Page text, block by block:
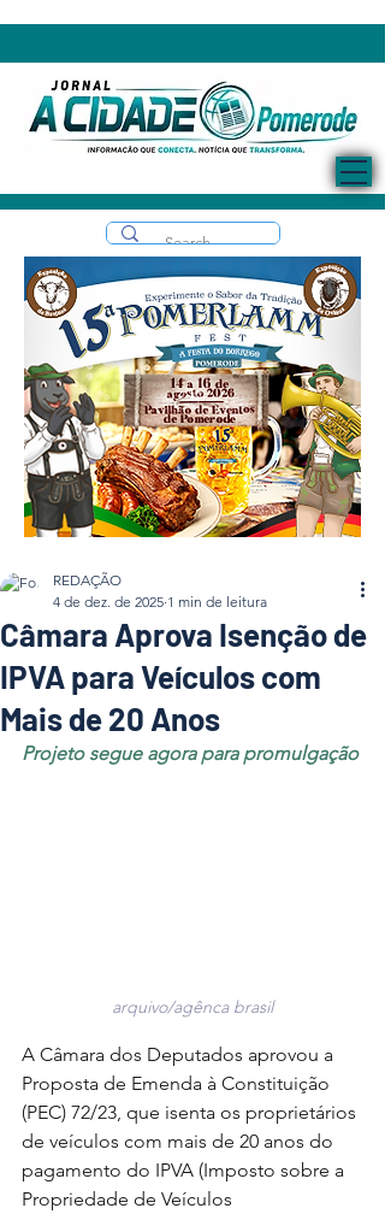
Câmara Aprova Isenção de
IPVA para Veículos com
Mais de 20 Anos
REDAÇÃO
4 de dez. de 2025 1 min de leitura
Projeto segue agora para promulgação
arquivo/agênca brasil
A Câmara dos Deputados aprovou a
Proposta de Emenda à Constituição
(PEC) 72/23, que isenta os proprietários
de veículos com mais de 20 anos do
pagamento do IPVA (Imposto sobre a
Propriedade de Veículos